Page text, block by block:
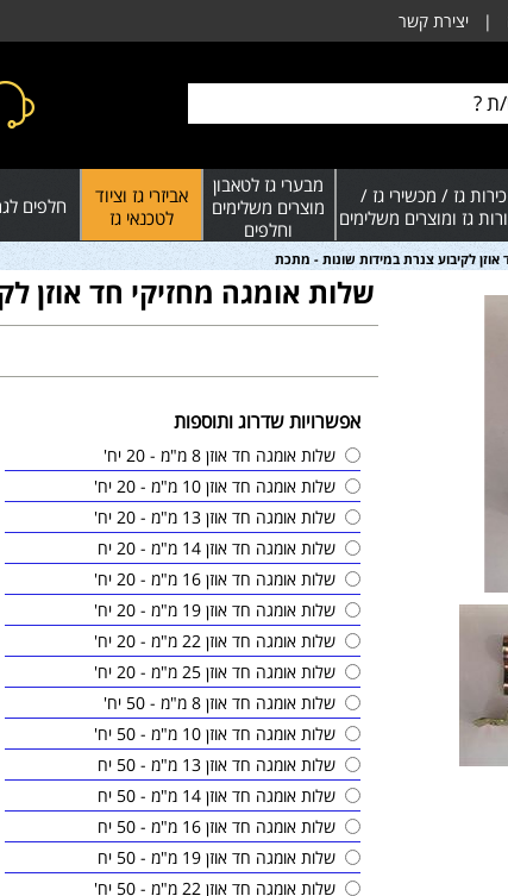
| יצירת קשר
כירות גז / מכשירי גז /
גז ומוצרים משלימים
מבערי גז לטאבון
מוצרים משלימים
וחלפים
אביזרי גז וציוד
לטכנאי גז
חלפים
אוזן לקיבוע צנרת במידות שונות - מתכת
שלות אומגה מחזיקי חד אוזן
אפשרויות שדרוג ותוספות
שלות אומגה חד אוזן 8 מ"מ - 20 יח'
שלות אומגה חד אוזן 10 מ"מ - 20 יח'
שלות אומגה חד אוזן 13 מ"מ - 20 יח'
שלות אומגה חד אוזן 14 מ"מ - 20 יח
שלות אומגה חד אוזן 16 מ"מ - 20 יח'
שלות אומגה חד אוזן 19 מ"מ - 20 יח'
שלות אומגה חד אוזן 22 מ"מ - 20 יח'
שלות אומגה חד אוזן 25 מ"מ - 20 יח'
שלות אומגה חד אוזן 8 מ"מ - 50 יח'
שלות אומגה חד אוזן 10 מ"מ - 50 יח'
שלות אומגה חד אוזן 13 מ"מ - 50 יח
שלות אומגה חד אוזן 14 מ"מ - 50 יח
שלות אומגה חד אוזן 16 מ"מ - 50 יח
שלות אומגה חד אוזן 19 מ"מ - 50 יח
שלות אומגה חד אוזן 22 מ"מ - 50 יח'